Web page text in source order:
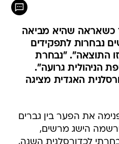
כשאראה שהיא מביאה
נבחרות לתפקידים
זו התוצאה". "נבחרת
הניהולית גרועה".
האגדית מציגה
את הפער בין גברים
הישג מרשים,